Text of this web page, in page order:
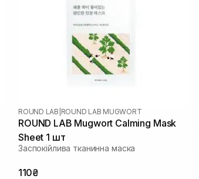
ROUND LAB ROUND LAB MUGWORT
ROUND LAB Mugwort Calming Mask
Sheet 1 шт
Заспокійлива тканинна маска
110₴